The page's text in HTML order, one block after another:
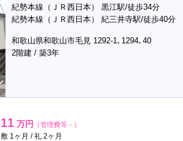
紀勢本線（ＪＲ西日本） 黒江駅/徒歩34分
紀勢本線（ＪＲ西日本） 紀三井寺駅/徒歩40分
和歌山県和歌山市毛見 1292-1､1294､40
2階建 / 築3年
11 万円 （管理費等－）
敷 1ヶ月 / 礼 2ヶ月